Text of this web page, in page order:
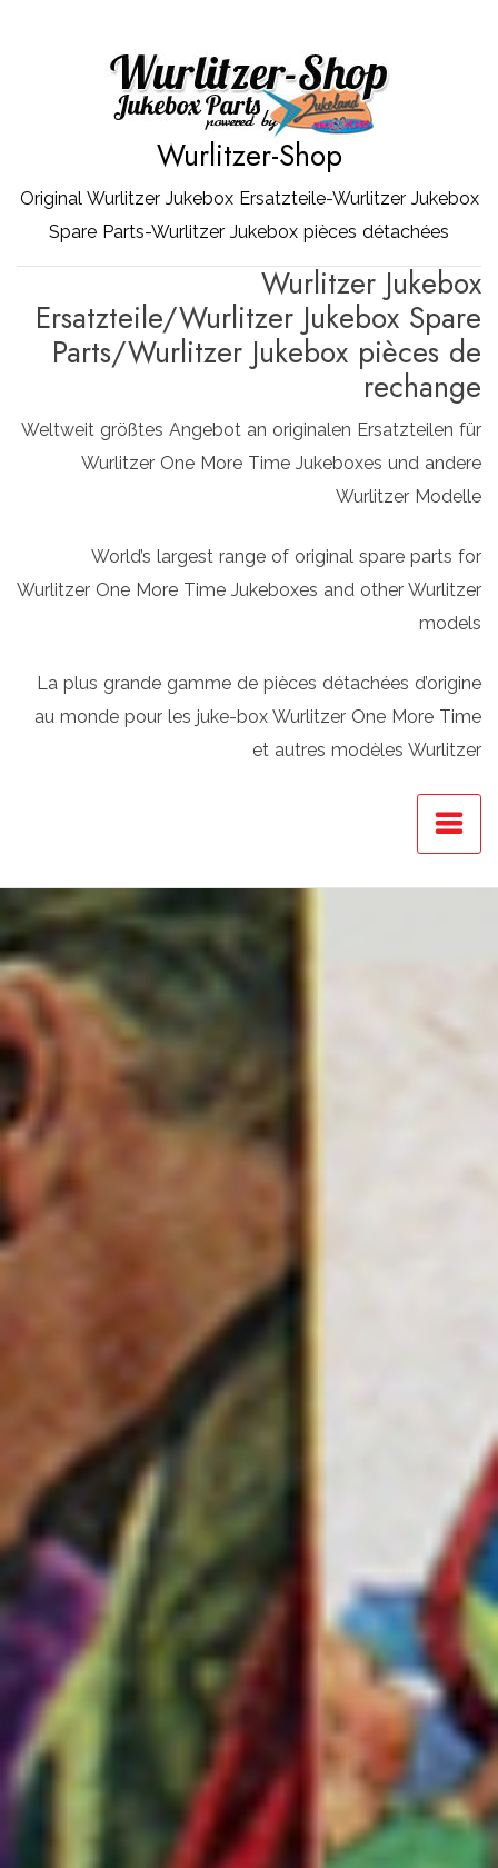
Wurlitzer-Shop
Original Wurlitzer Jukebox Ersatzteile-Wurlitzer Jukebox
Spare Parts-Wurlitzer Jukebox pièces détachées
Wurlitzer Jukebox
Ersatzteile/Wurlitzer Jukebox Spare
Parts/Wurlitzer Jukebox pièces de
rechange
Weltweit größtes Angebot an originalen Ersatzteilen für
Wurlitzer One More Time Jukeboxes und andere
Wurlitzer Modelle
World’s largest range of original spare parts for
Wurlitzer One More Time Jukeboxes and other Wurlitzer
models
La plus grande gamme de pièces détachées d’origine
au monde pour les juke-box Wurlitzer One More Time
et autres modèles Wurlitzer